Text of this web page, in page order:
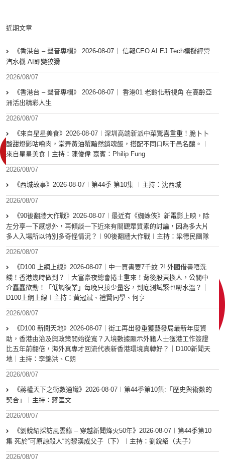
近期文章
《香港台 – 聲音專欄》 2026-08-07｜ 信報CEO AI EJ Tech模擬經營
汽水機 AI即變狡猾
2026/08/07
《香港台 – 聲音專欄》 2026-08-07｜ 香港01 老齡化新視角 在高齡亞
洲活出精彩人生
2026/08/07
《來自星星美食》2026-08-07︱深圳高端新派中菜驚喜重重！脆卜卜
酸甜燈影咕嚕肉，堂弄黃油蟹黯然銷魂飯，搭配不同口味干邑名釀。︱
來自星星美食︱主持：陳俊偉 嘉賓：Philip Fung
2026/08/07
《西城故事》2026-08-07︱第44季 第10集 ︱主持：沈西城
2026/08/07
《90後翻牆大作戰》2026-08-07︱最近有《蜘蛛俠》新電影上映，除
左分享一下感想外，再傾談一下近來有關觀眾質素的討論，因為多大片
多人入場所以特別多奇怪情況？︱90後翻牆大作戰︱主持：梁德民團隊
2026/08/07
《D100 上綱上線》2026-08-07｜中一買書要7千蚊 ?! 外國借書唔洗
錢！香港幾時做到？｜大富豪夜總會捲土重來！背後股東換人，公關中
介蠢蠢欲動！「低調復業」每晚只接少量客，到底測試緊乜嘢水溫？｜
D100上綱上線︱主持：黃冠斌、禮賢同學、何亨
2026/08/07
《D100 新聞天地》2026-08-07｜街工再出發重獲藝發局最新年度資
助，香港由治及興政策開始從寬？入境數據顯示外籍人士獲港工作簽證
比五年前翻倍，海外真專才回流代表新香港環境真轉好？｜D100新聞天
地｜主持：李錦洪、C朗
2026/08/07
《蔣權天下之術數通識》2026-08-07︱第44季第10集:「歴史與術數的
契合」｜主持：蔣匡文
2026/08/07
《劉銳紹採訪風雲錄 – 穿越新聞烽火50年》2026-08-07︱第44季第10
集 死於”可原諒殺人“的黎漢成父子（下）︱主持：劉銳紹（夫子）
2026/08/07